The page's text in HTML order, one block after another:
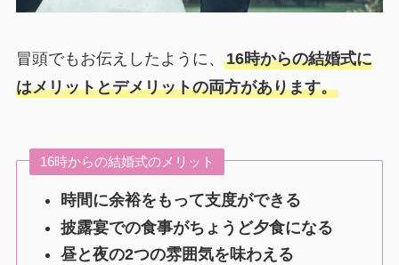
冒頭でもお伝えしたように、 16時からの結婚式に
はメリットとデメリットの両方があります。
16時からの結婚式のメリット
時間に余裕をもって支度ができる
披露宴での食事がちょうど夕食になる
昼と夜の2つの雰囲気を味わえる